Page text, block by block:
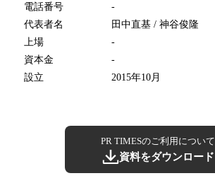
電話番号
-
代表者名
田中直基 / 神谷俊隆
上場
-
資本金
-
設立
2015年10月
PR TIMESのご利用について
資料をダウンロード